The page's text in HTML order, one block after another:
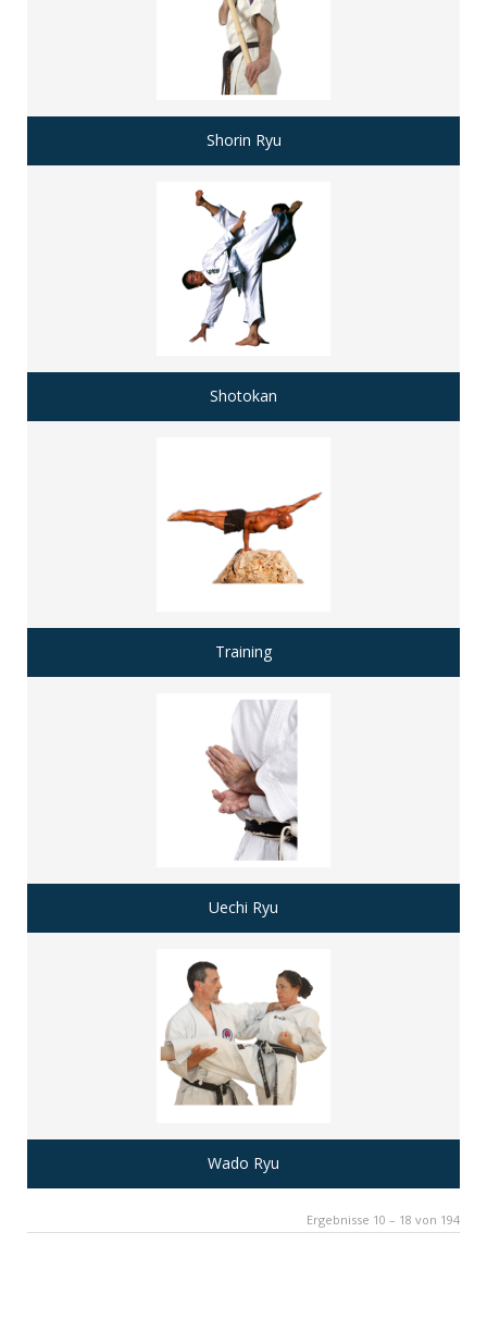
Shorin Ryu
Shotokan
Training
Uechi Ryu
Wado Ryu
Ergebnisse 10 – 18 von 194